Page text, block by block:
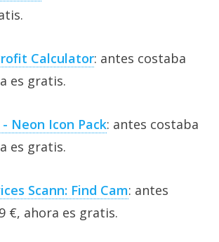
Calculator: antes costaba
es gratis.
Neon Icon Pack: antes costaba
es gratis.
Scann: Find Cam: antes
€, ahora es gratis.